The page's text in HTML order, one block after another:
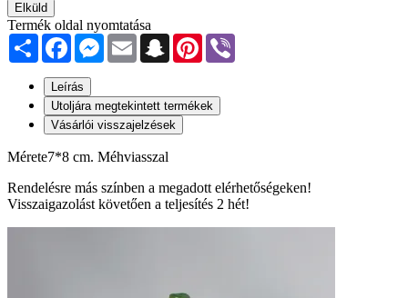
Elküld
Termék oldal nyomtatása
Share FacebookMessenger
Email SnapchatPinterest
Leírás
Utoljára megtekintett termékek
Vásárlói visszajelzések
Mérete7*8 cm. Méhviasszal
Rendelésre más színben a megadott elérhetőségeken!
Visszaigazolást követően a teljesítés 2 hét!